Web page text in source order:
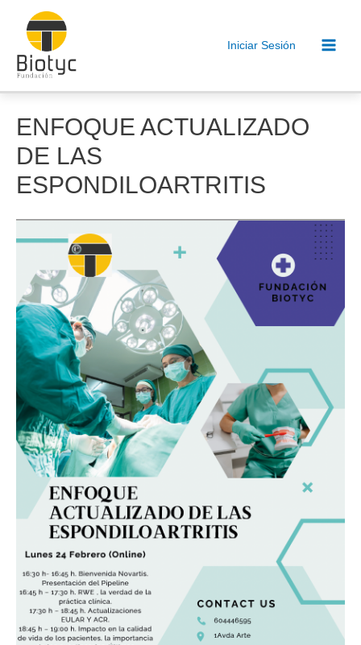
contenido
Iniciar Sesión
ENFOQUE ACTUALIZADO
DE LAS
ESPONDILOARTRITIS